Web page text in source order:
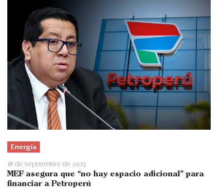
Energía
18 de septiembre de 2023
MEF asegura que “no hay espacio adicional” para
financiar a Petroperú